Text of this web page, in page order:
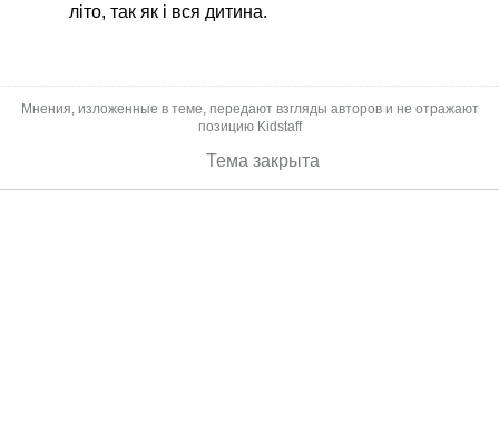
літо, так як і вся дитина.
Мнения, изложенные в теме, передают взгляды авторов и не отражают
позицию Kidstaff
Тема закрыта